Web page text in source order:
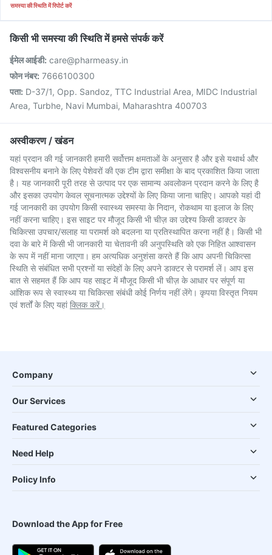
समस्या की स्थिति में रिपोर्ट करें
किसी भी समस्या की स्थिति में हमसे संपर्क करें
ईमेल आईडी: care@pharmeasy.in
फोन नंबर: 7666100300
पता: D-37/1, Opp. Sandoz, TTC Industrial Area, MIDC Industrial
Area, Turbhe, Navi Mumbai, Maharashtra 400703
अस्वीकरण / खंडन
यहां प्रदान की गई जानकारी हमारी सर्वोत्तम क्षमताओं के अनुसार है और इसे यथार्थ और
विश्वसनीय बनाने के लिए पेशेवरों की एक टीम द्वारा समीक्षा के बाद प्रकाशित किया जाता
है। यह जानकारी पूरी तरह से उत्पाद पर एक सामान्य अवलोकन प्रदान करने के लिए है
और इसका उपयोग केवल सूचनात्मक उद्देश्यों के लिए किया जाना चाहिए। आपको यहां दी
गई जानकारी का उपयोग किसी स्वास्थ्य समस्या के निदान, रोकथाम या इलाज के लिए
नहीं करना चाहिए। इस साइट पर मौजूद किसी भी चीज़ का उद्देश्य किसी डाक्टर के
चिकित्सा उपचार/सलाह या परामर्श को बदलना या प्रतिस्थापित करना नहीं है। किसी भी
दवा के बारे में किसी भी जानकारी या चेतावनी की अनुपस्थिति को एक निहित आश्वासन
के रूप में नहीं माना जाएगा। हम अत्यधिक अनुशंसा करते हैं कि आप अपनी चिकित्सा
स्थिति से संबंधित सभी प्रश्नों या संदेहों के लिए अपने डाक्टर से परामर्श लें। आप इस
बात से सहमत हैं कि आप यह साइट में मौजूद किसी भी चीज़ के आधार पर संपूर्ण या
आंशिक रूप से स्वास्थ्य या चिकित्सा संबंधी कोई निर्णय नहीं लेंगे। कृपया विस्तृत नियम
एवं शर्तों के लिए यहांक्लिक करें।
Company
Our Services
Featured Categories
Need Help
Policy Info
Download the App for Free